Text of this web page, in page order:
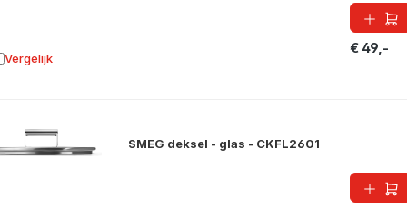
€ 49,-
Vergelijk aan vergelijking
SMEG deksel - glas - CKFL2601